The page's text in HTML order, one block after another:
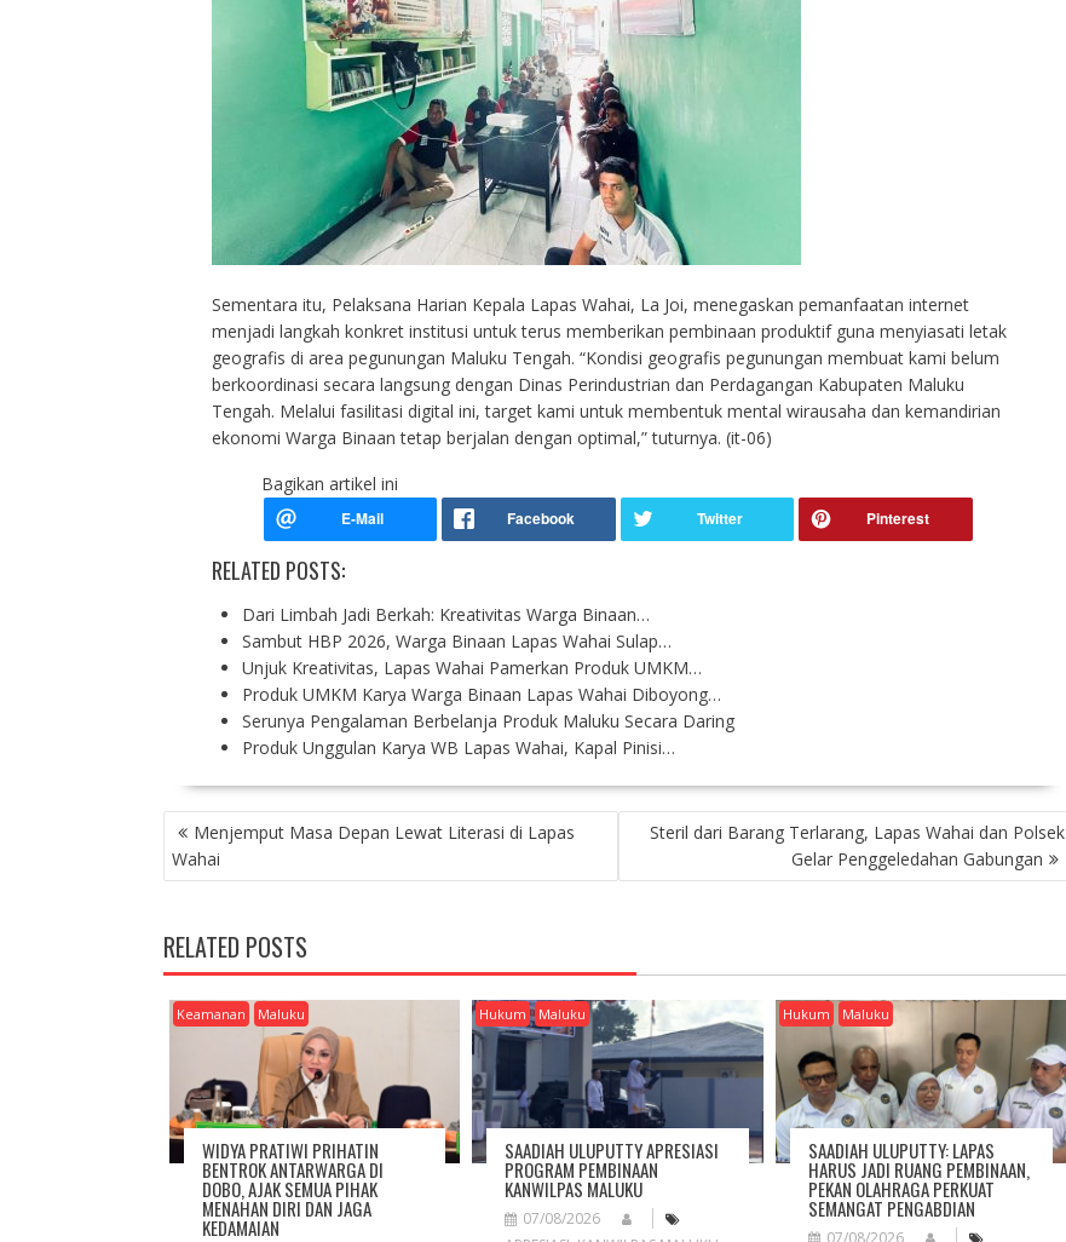
Sementara itu, Pelaksana Harian Kepala Lapas Wahai, La Joi, menegaskan pemanfaatan internet
menjadi langkah konkret institusi untuk terus memberikan pembinaan produktif guna menyiasati letak
geografis di area pegunungan Maluku Tengah. “Kondisi geografis pegunungan membuat kami belum
berkoordinasi secara langsung dengan Dinas Perindustrian dan Perdagangan Kabupaten Maluku
Tengah. Melalui fasilitasi digital ini, target kami untuk membentuk mental wirausaha dan kemandirian
ekonomi Warga Binaan tetap berjalan dengan optimal,” tuturnya. (it-06)
Bagikan artikel ini
RELATED POSTS:
Dari Limbah Jadi Berkah: Kreativitas Warga Binaan…
Sambut HBP 2026, Warga Binaan Lapas Wahai Sulap…
Unjuk Kreativitas, Lapas Wahai Pamerkan Produk UMKM…
Produk UMKM Karya Warga Binaan Lapas Wahai Diboyong…
Serunya Pengalaman Berbelanja Produk Maluku Secara Daring
Produk Unggulan Karya WB Lapas Wahai, Kapal Pinisi…
P
O
S
N
A
V
G
O
N
Menjemput Masa Depan Lewat Literasi di Lapas
Wahai
Steril dari Barang Terlarang, Lapas Wahai dan Polsek
Gelar Penggeledahan Gabungan
RELATED POSTS
Keamanan Maluku
WIDYA PRATIWI PRIHATIN
BENTROK ANTARWARGA DI
DOBO, AJAK SEMUA PIHAK
MENAHAN DIRI DAN JAGA
KEDAMAIAN
Hukum Maluku
SAADIAH ULUPUTTY APRESIASI
PROGRAM PEMBINAAN
KANWILPAS MALUKU
07/08/2026
Hukum Maluku
SAADIAH ULUPUTTY: LAPAS
HARUS JADI RUANG PEMBINAAN,
PEKAN OLAHRAGA PERKUAT
SEMANGAT PENGABDIAN